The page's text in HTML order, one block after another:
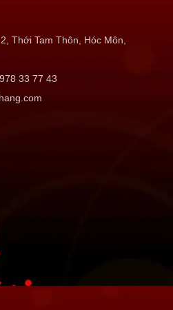
Thới Tam Thôn, Hóc Môn,
33 77 43